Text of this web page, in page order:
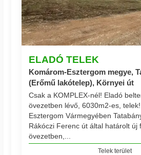
ELADÓ TELEK
Komárom-Esztergom megye,
(Erőmű lakótelep), Környei út
Csak a KOMPLEX-nél! Eladó
övezetben lévő, 6030m2-es,
Esztergom Vármegyében
Rákóczi Ferenc út által határolt új
övezetben,...
Telek terület